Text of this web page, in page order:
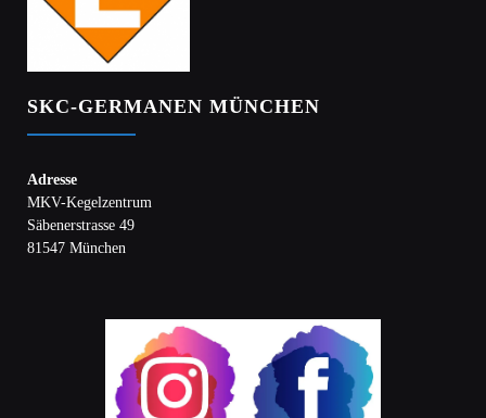
SKC-GERMANEN MÜNCHEN
Adresse
MKV-Kegelzentrum
Säbenerstrasse 49
81547 München